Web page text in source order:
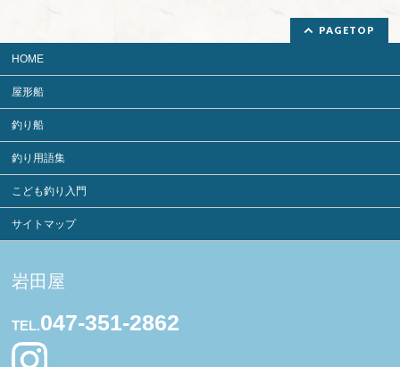
PAGETOP
HOME
屋形船
釣り船
釣り用語集
こども釣り入門
サイトマップ
岩田屋
TEL.047-351-2862